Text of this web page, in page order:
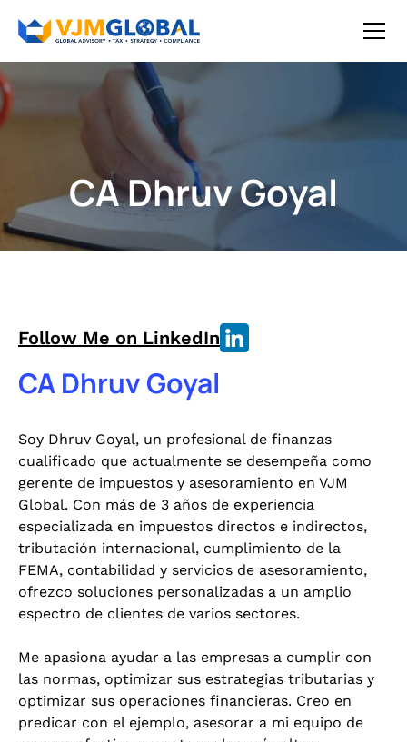
CA Dhruv Goyal
Follow Me on LinkedIn
CA Dhruv Goyal
Soy Dhruv Goyal, un profesional de finanzas
cualificado que actualmente se desempeña como
gerente de impuestos y asesoramiento en VJM
Global. Con más de 3 años de experiencia
especializada en impuestos directos e indirectos,
tributación internacional, cumplimiento de la
FEMA, contabilidad y servicios de asesoramiento,
ofrezco soluciones personalizadas a un amplio
espectro de clientes de varios sectores.
Me apasiona ayudar a las empresas a cumplir con
las normas, optimizar sus estrategias tributarias y
optimizar sus operaciones financieras. Creo en
predicar con el ejemplo, asesorar a mi equipo de